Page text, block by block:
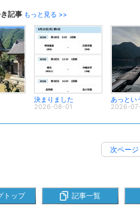
記事 もっと見る >>
決まりました
2026-08-01
あっとい
2026-
次ページ
トップ 記事一覧